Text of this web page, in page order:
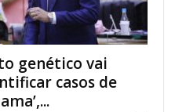
genético vai
casos de